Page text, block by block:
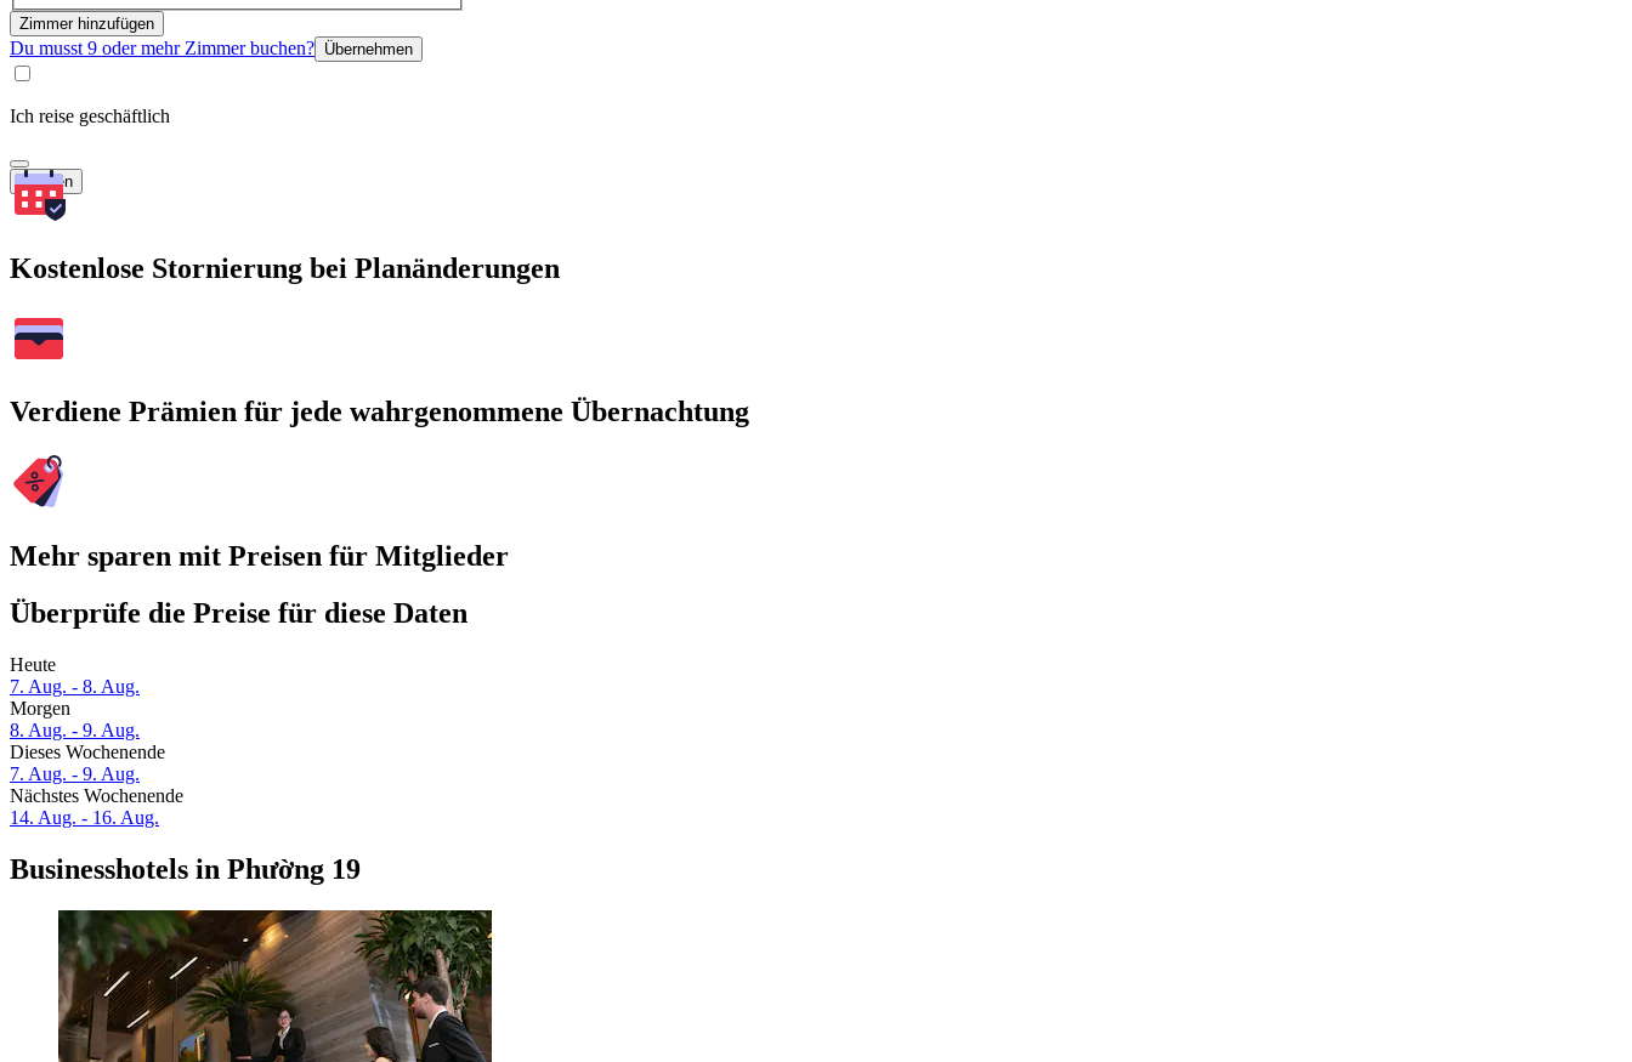
Zimmer hinzufügen
Du musst 9 oder mehr Zimmer buchen? Übernehmen
Ich reise geschäftlich
Suchen
Kostenlose Stornierung bei Planänderungen
Verdiene Prämien für jede wahrgenommene Übernachtung
Mehr sparen mit Preisen für Mitglieder
Überprüfe die Preise für diese Daten
Heute
7. Aug. - 8. Aug.
Morgen
8. Aug. - 9. Aug.
Dieses Wochenende
7. Aug. - 9. Aug.
Nächstes Wochenende
14. Aug. - 16. Aug.
Businesshotels in Phường 19